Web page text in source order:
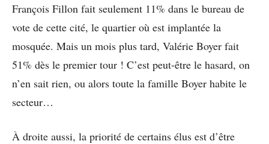
François Fillon fait seulement 11% dans le bureau de
vote de cette cité, le quartier où est implantée la
mosquée. Mais un mois plus tard, Valérie Boyer fait
51% dès le premier tour ! C’est peut-être le hasard, on
n’en sait rien, ou alors toute la famille Boyer habite le
secteur…
À droite aussi, la priorité de certains élus est d’être